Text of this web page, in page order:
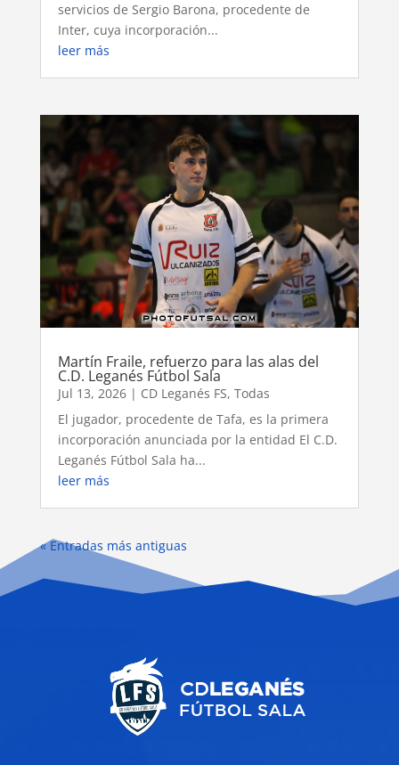
servicios de Sergio Barona, procedente de
Inter, cuya incorporación...
leer más
Martín Fraile, refuerzo para las alas del
C.D. Leganés Fútbol Sala
Jul 13, 2026| CD Leganés FS, Todas
El jugador, procedente de Tafa, es la primera
incorporación anunciada por la entidad El C.D.
Leganés Fútbol Sala ha...
leer más
« Entradas más antiguas